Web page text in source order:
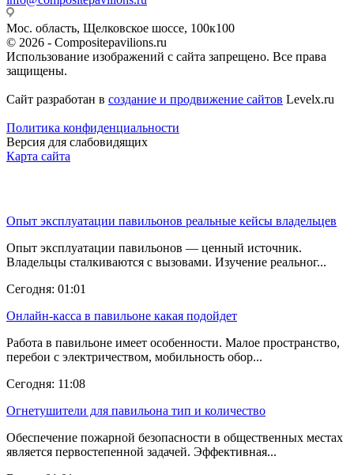
Мос. область, Щелковское шоссе, 100к100
© 2026 - Compositepavilions.ru
Использование изображений с сайта запрещено. Все права
защищены.
Сайт разработан в создание и продвижение сайтов Levelx.ru
Политика конфиденциальности
Версия для слабовидящих
Карта сайта
Опыт эксплуатации павильонов реальные кейсы владельцев
Опыт эксплуатации павильонов — ценный источник.
Владельцы сталкиваются с вызовами. Изучение реальног...
Сегодня: 01:01
Онлайн-касса в павильоне какая подойдет
Работа в павильоне имеет особенности. Малое пространство,
перебои с электричеством, мобильность обор...
Сегодня: 11:08
Огнетушители для павильона тип и количество
Обеспечение пожарной безопасности в общественных местах
является первостепенной задачей. Эффективная...